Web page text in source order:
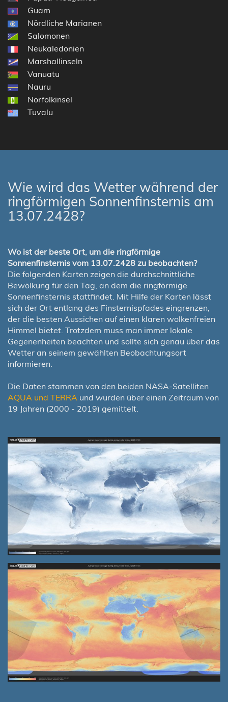
Guam
Nördliche Marianen
Salomonen
Neukaledonien
Marshallinseln
Vanuatu
Nauru
Norfolkinsel
Tuvalu
Wie wird das Wetter während der
ringförmigen Sonnenfinsternis am
13.07.2428?
Wo ist der beste Ort, um die ringförmige
Sonnenfinsternis vom 13.07.2428 zu beobachten?
Die folgenden Karten zeigen die durchschnittliche
Bewölkung für den Tag, an dem die ringförmige
Sonnenfinsternis stattfindet. Mit Hilfe der Karten lässt
sich der Ort entlang des Finsternispfades eingrenzen,
der die besten Aussichen auf einen klaren wolkenfreien
Himmel bietet. Trotzdem muss man immer lokale
Gegenenheiten beachten und sollte sich genau über das
Wetter an seinem gewählten Beobachtungsort
informieren.
Die Daten stammen von den beiden NASA-Satelliten
AQUA und TERRA und wurden über einen Zeitraum von
19 Jahren (2000 - 2019) gemittelt.